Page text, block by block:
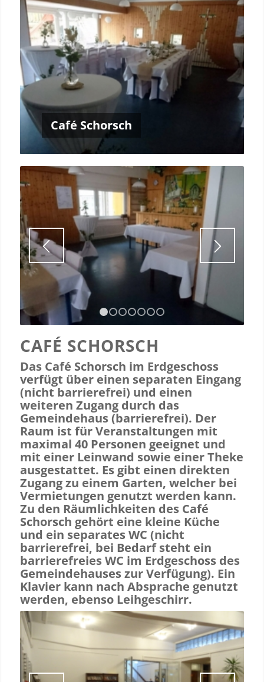
Café Schorsch
1
CAFÉ SCHORSCH
Das Café Schorsch im Erdgeschoss
verfügt über einen separaten Eingang
(nicht barrierefrei) und einen
weiteren Zugang durch das
Gemeindehaus (barrierefrei). Der
Raum ist für Veranstaltungen mit
maximal 40 Personen geeignet und
mit einer Leinwand sowie einer Theke
ausgestattet. Es gibt einen direkten
Zugang zu einem Garten, welcher bei
Vermietungen genutzt werden kann.
Zu den Räumlichkeiten des Café
Schorsch gehört eine kleine Küche
und ein separates WC (nicht
barrierefrei, bei Bedarf steht ein
barrierefreies WC im Erdgeschoss des
Gemeindehauses zur Verfügung). Ein
Klavier kann nach Absprache genutzt
werden, ebenso Leihgeschirr.